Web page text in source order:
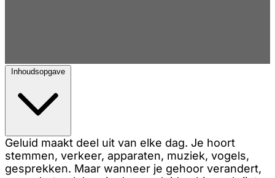
Inhoudsopgave
Geluid maakt deel uit van elke dag. Je hoort
stemmen, verkeer, apparaten, muziek, vogels,
gesprekken. Maar wanneer je gehoor verandert,